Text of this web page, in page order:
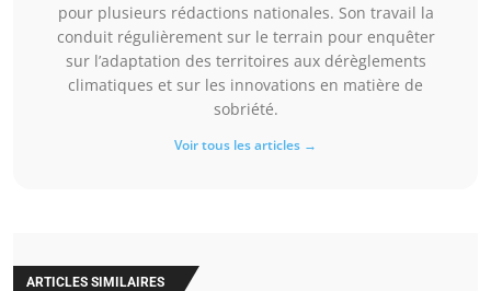
pour plusieurs rédactions nationales. Son travail la
conduit régulièrement sur le terrain pour enquêter
sur l’adaptation des territoires aux dérèglements
climatiques et sur les innovations en matière de
sobriété.
Voir tous les articles →
ARTICLES SIMILAIRES